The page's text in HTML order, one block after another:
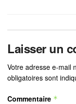
Laisser un
Votre adresse e-mail
obligatoires sont
Commentaire *